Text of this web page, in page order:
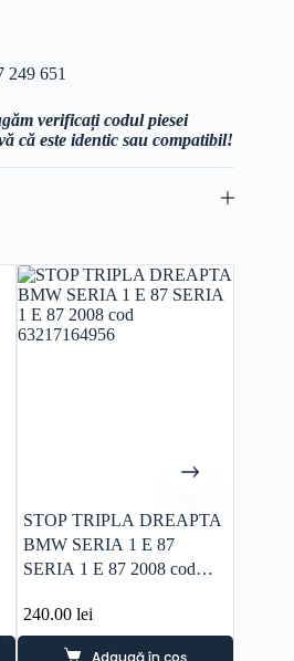
249 651
verificați codul piesei
că este identic sau compatibil!
STOP TRIPLA DREAPTA
BMW SERIA 1 E 87
SERIA 1 E 87 2008 cod
240.00lei
Adaugă în coș